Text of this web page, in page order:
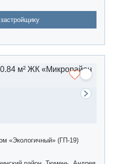
«Экологичный» (ГП-19)